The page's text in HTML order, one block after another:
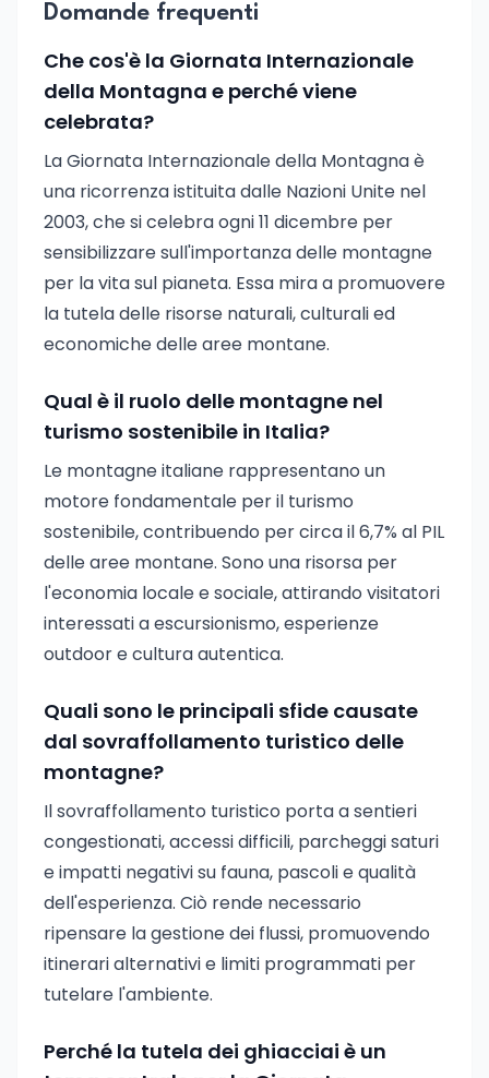
Domande frequenti
Che cos'è la Giornata Internazionale
della Montagna e perché viene
celebrata?
La Giornata Internazionale della Montagna è
una ricorrenza istituita dalle Nazioni Unite nel
2003, che si celebra ogni 11 dicembre per
sensibilizzare sull'importanza delle montagne
per la vita sul pianeta. Essa mira a promuovere
la tutela delle risorse naturali, culturali ed
economiche delle aree montane.
Qual è il ruolo delle montagne nel
turismo sostenibile in Italia?
Le montagne italiane rappresentano un
motore fondamentale per il turismo
sostenibile, contribuendo per circa il 6,7% al PIL
delle aree montane. Sono una risorsa per
l'economia locale e sociale, attirando visitatori
interessati a escursionismo, esperienze
outdoor e cultura autentica.
Quali sono le principali sfide causate
dal sovraffollamento turistico delle
montagne?
Il sovraffollamento turistico porta a sentieri
congestionati, accessi difficili, parcheggi saturi
e impatti negativi su fauna, pascoli e qualità
dell'esperienza. Ciò rende necessario
ripensare la gestione dei flussi, promuovendo
itinerari alternativi e limiti programmati per
tutelare l'ambiente.
Perché la tutela dei ghiacciai è un